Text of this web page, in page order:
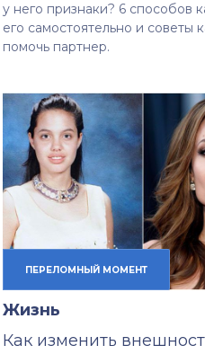
у него признаки? 6 способов
его самостоятельно и советы
помочь партнер.
ПЕРЕЛОМНЫЙ МОМЕНТ
Жизнь
Как изменить